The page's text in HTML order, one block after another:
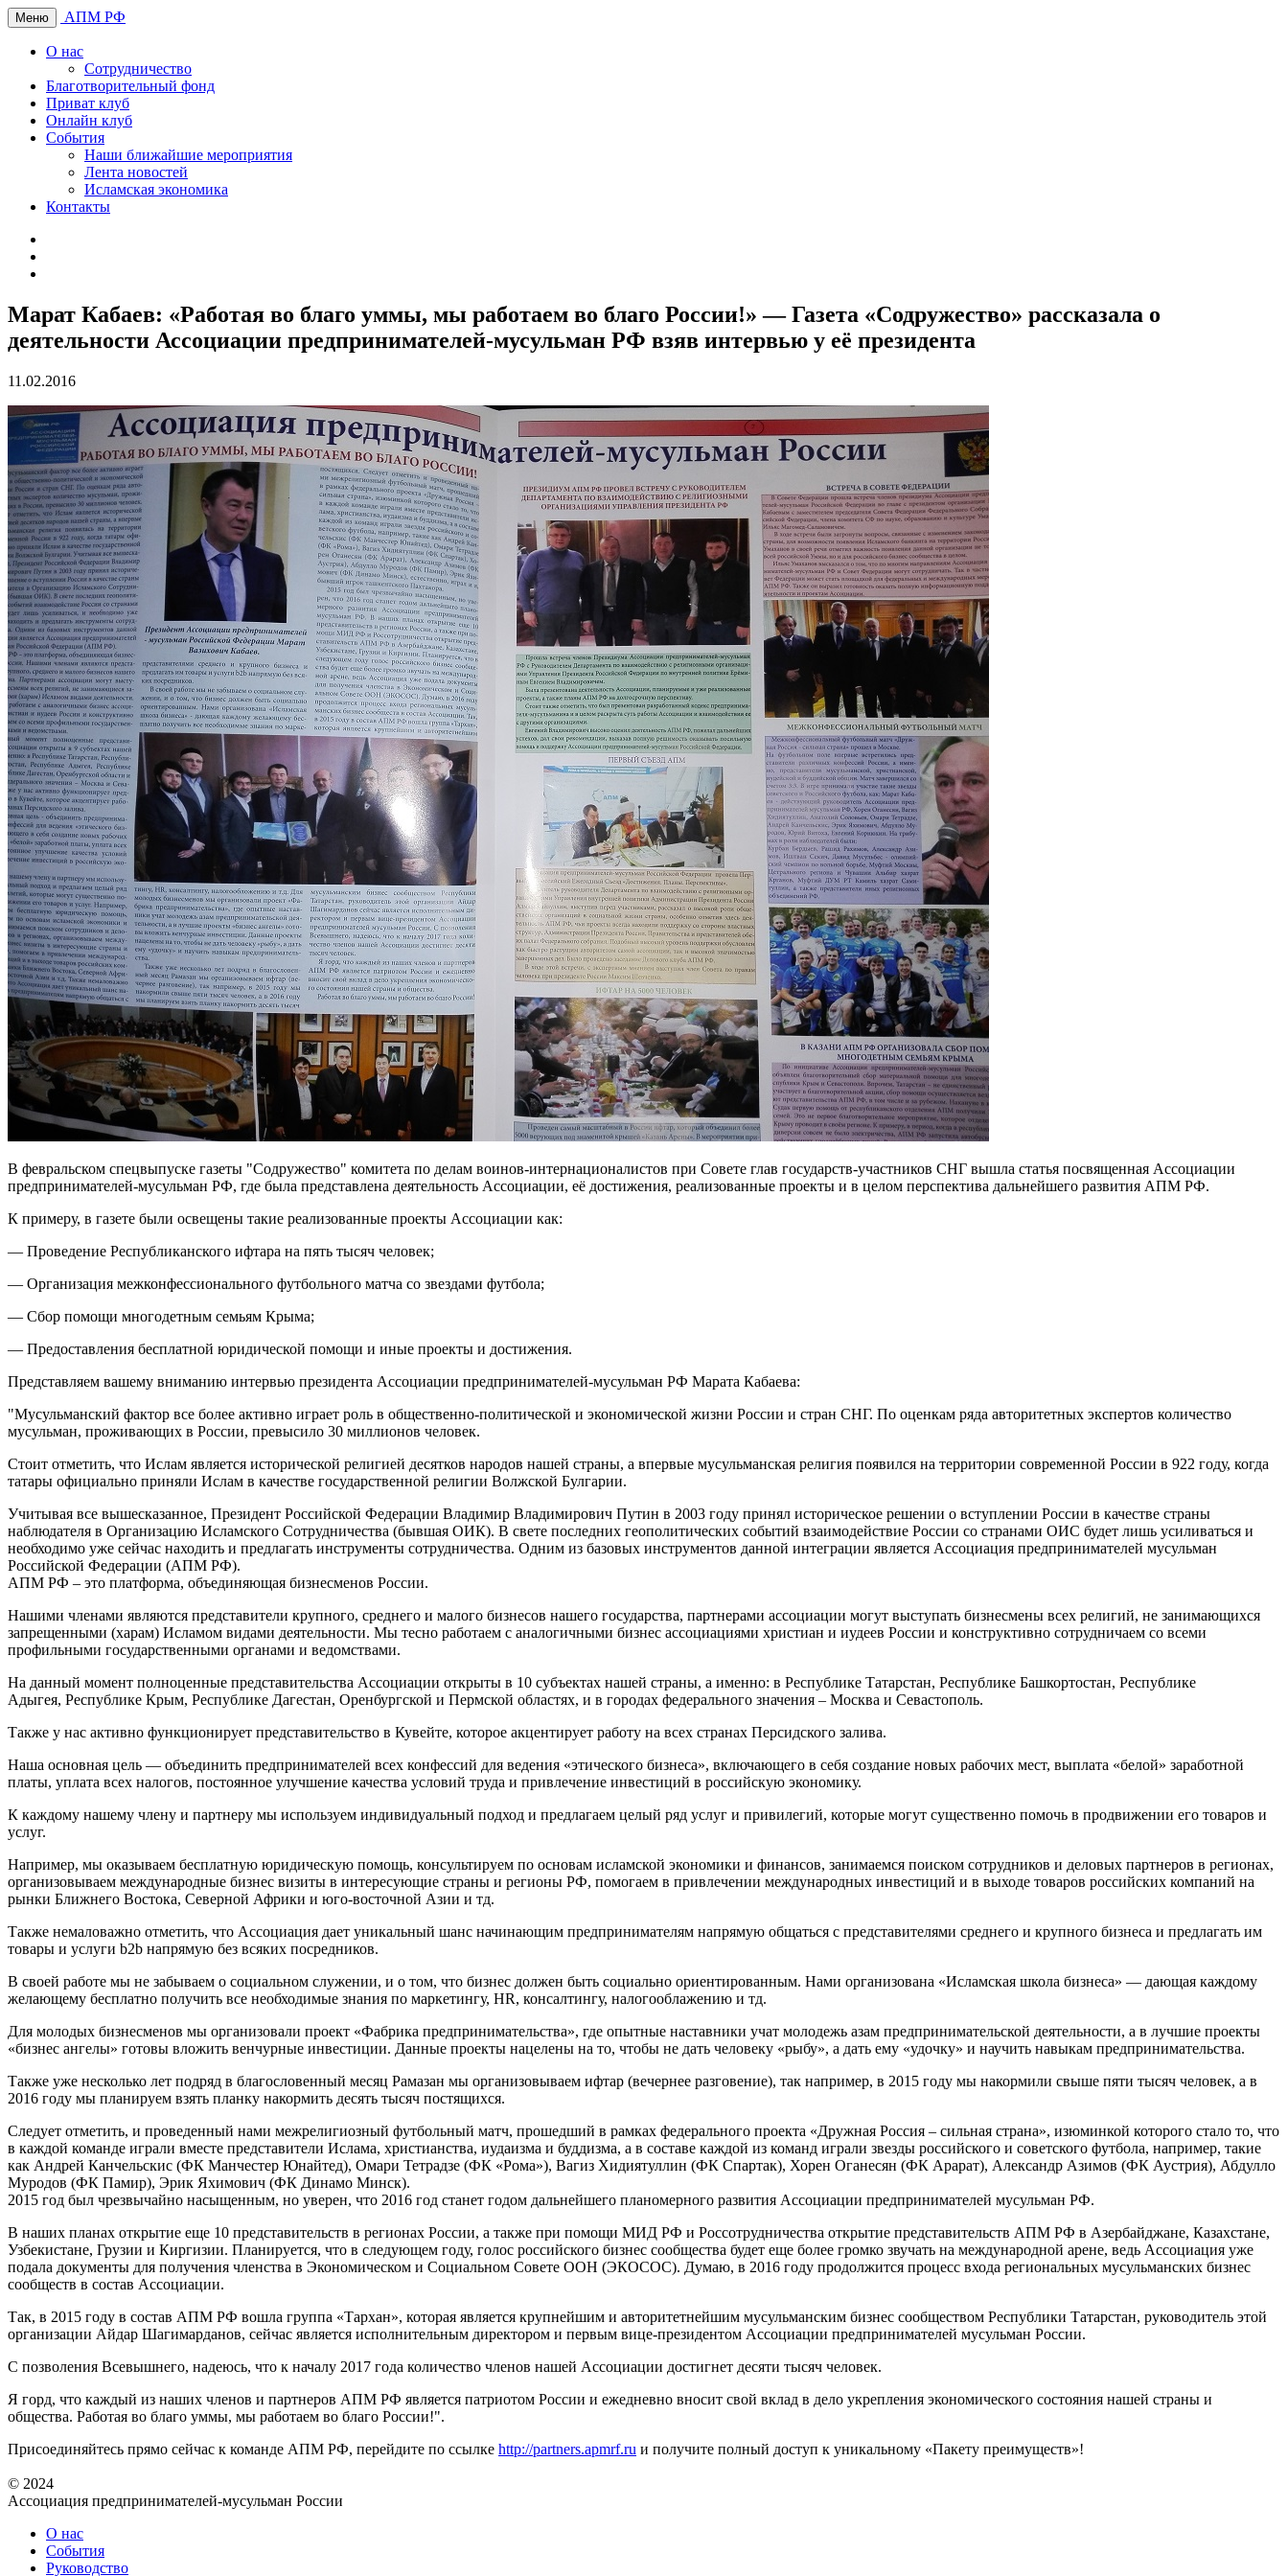
Меню АПМ РФ
О нас
Сотрудничество
Благотворительный фонд
Приват клуб
Онлайн клуб
События
Наши ближайшие мероприятия
Лента новостей
Исламская экономика
Контакты
Марат Кабаев: «Работая во благо уммы, мы работаем во благо России!» — Газета «Содружество» рассказала о
деятельности Ассоциации предпринимателей-мусульман РФ взяв интервью у её президента
11.02.2016
В февральском спецвыпуске газеты "Содружество" комитета по делам воинов-интернационалистов при Совете глав государств-участников СНГ вышла статья посвященная Ассоциации
предпринимателей-мусульман РФ, где была представлена деятельность Ассоциации, её достижения, реализованные проекты и в целом перспектива дальнейшего развития АПМ РФ.
К примеру, в газете были освещены такие реализованные проекты Ассоциации как:
— Проведение Республиканского ифтара на пять тысяч человек;
— Организация межконфессионального футбольного матча со звездами футбола;
— Сбор помощи многодетным семьям Крыма;
— Предоставления бесплатной юридической помощи и иные проекты и достижения.
Представляем вашему вниманию интервью президента Ассоциации предпринимателей-мусульман РФ Марата Кабаева:
"Мусульманский фактор все более активно играет роль в общественно-политической и экономической жизни России и стран СНГ. По оценкам ряда авторитетных экспертов количество
мусульман, проживающих в России, превысило 30 миллионов человек.
Стоит отметить, что Ислам является исторической религией десятков народов нашей страны, а впервые мусульманская религия появился на территории современной России в 922 году, когда
татары официально приняли Ислам в качестве государственной религии Волжской Булгарии.
Учитывая все вышесказанное, Президент Российской Федерации Владимир Владимирович Путин в 2003 году принял историческое решении о вступлении России в качестве страны
наблюдателя в Организацию Исламского Сотрудничества (бывшая ОИК). В свете последних геополитических событий взаимодействие России со странами ОИС будет лишь усиливаться и
необходимо уже сейчас находить и предлагать инструменты сотрудничества. Одним из базовых инструментов данной интеграции является Ассоциация предпринимателей мусульман
Российской Федерации (АПМ РФ).
АПМ РФ – это платформа, объединяющая бизнесменов России.
Нашими членами являются представители крупного, среднего и малого бизнесов нашего государства, партнерами ассоциации могут выступать бизнесмены всех религий, не занимающихся
запрещенными (харам) Исламом видами деятельности. Мы тесно работаем с аналогичными бизнес ассоциациями христиан и иудеев России и конструктивно сотрудничаем со всеми
профильными государственными органами и ведомствами.
На данный момент полноценные представительства Ассоциации открыты в 10 субъектах нашей страны, а именно: в Республике Татарстан, Республике Башкортостан, Республике
Адыгея, Республике Крым, Республике Дагестан, Оренбургской и Пермской областях, и в городах федерального значения – Москва и Севастополь.
Также у нас активно функционирует представительство в Кувейте, которое акцентирует работу на всех странах Персидского залива.
Наша основная цель — объединить предпринимателей всех конфессий для ведения «этического бизнеса», включающего в себя создание новых рабочих мест, выплата «белой» заработной
платы, уплата всех налогов, постоянное улучшение качества условий труда и привлечение инвестиций в российскую экономику.
К каждому нашему члену и партнеру мы используем индивидуальный подход и предлагаем целый ряд услуг и привилегий, которые могут существенно помочь в продвижении его товаров и
услуг.
Например, мы оказываем бесплатную юридическую помощь, консультируем по основам исламской экономики и финансов, занимаемся поиском сотрудников и деловых партнеров в регионах,
организовываем международные бизнес визиты в интересующие страны и регионы РФ, помогаем в привлечении международных инвестиций и в выходе товаров российских компаний на
рынки Ближнего Востока, Северной Африки и юго-восточной Азии и тд.
Также немаловажно отметить, что Ассоциация дает уникальный шанс начинающим предпринимателям напрямую общаться с представителями среднего и крупного бизнеса и предлагать им
товары и услуги b2b напрямую без всяких посредников.
В своей работе мы не забываем о социальном служении, и о том, что бизнес должен быть социально ориентированным. Нами организована «Исламская школа бизнеса» — дающая каждому
желающему бесплатно получить все необходимые знания по маркетингу, HR, консалтингу, налогооблажению и тд.
Для молодых бизнесменов мы организовали проект «Фабрика предпринимательства», где опытные наставники учат молодежь азам предпринимательской деятельности, а в лучшие проекты
«бизнес ангелы» готовы вложить венчурные инвестиции. Данные проекты нацелены на то, чтобы не дать человеку «рыбу», а дать ему «удочку» и научить навыкам предпринимательства.
Также уже несколько лет подряд в благословенный месяц Рамазан мы организовываем ифтар (вечернее разговение), так например, в 2015 году мы накормили свыше пяти тысяч человек, а в
2016 году мы планируем взять планку накормить десять тысяч постящихся.
Следует отметить, и проведенный нами межрелигиозный футбольный матч, прошедший в рамках федерального проекта «Дружная Россия – сильная страна», изюминкой которого стало то, что
в каждой команде играли вместе представители Ислама, христианства, иудаизма и буддизма, а в составе каждой из команд играли звезды российского и советского футбола, например, такие
как Андрей Канчельскис (ФК Манчестер Юнайтед), Омари Тетрадзе (ФК «Рома»), Вагиз Хидиятуллин (ФК Спартак), Хорен Оганесян (ФК Арарат), Александр Азимов (ФК Аустрия), Абдулло
Муродов (ФК Памир), Эрик Яхимович (ФК Динамо Минск).
2015 год был чрезвычайно насыщенным, но уверен, что 2016 год станет годом дальнейшего планомерного развития Ассоциации предпринимателей мусульман РФ.
В наших планах открытие еще 10 представительств в регионах России, а также при помощи МИД РФ и Россотрудничества открытие представительств АПМ РФ в Азербайджане, Казахстане,
Узбекистане, Грузии и Киргизии. Планируется, что в следующем году, голос российского бизнес сообщества будет еще более громко звучать на международной арене, ведь Ассоциация уже
подала документы для получения членства в Экономическом и Социальном Совете ООН (ЭКОСОС). Думаю, в 2016 году продолжится процесс входа региональных мусульманских бизнес
сообществ в состав Ассоциации.
Так, в 2015 году в состав АПМ РФ вошла группа «Тархан», которая является крупнейшим и авторитетнейшим мусульманским бизнес сообществом Республики Татарстан, руководитель этой
организации Айдар Шагимарданов, сейчас является исполнительным директором и первым вице-президентом Ассоциации предпринимателей мусульман России.
С позволения Всевышнего, надеюсь, что к началу 2017 года количество членов нашей Ассоциации достигнет десяти тысяч человек.
Я горд, что каждый из наших членов и партнеров АПМ РФ является патриотом Роcсии и ежедневно вносит свой вклад в дело укрепления экономического состояния нашей страны и
общества. Работая во благо уммы, мы работаем во благо России!".
Присоединяйтесь прямо сейчас к команде АПМ РФ, перейдите по ссылке http://partners.apmrf.ru и получите полный доступ к уникальному «Пакету преимуществ»!
© 2024
Ассоциация предпринимателей-мусульман России
О нас
События
Руководство